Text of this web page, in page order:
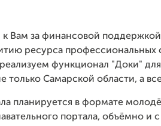
Вам за финансовой
ресурса профессиональных
функционал "Доки" для
только Самарской области, а
планируется в формате
портала, объёмно и с